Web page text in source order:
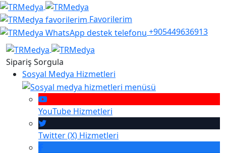
Favorilerim
+905449636913
Sipariş Sorgula
Sosyal Medya Hizmetleri
YouTube Hizmetleri
Twitter (X) Hizmetleri